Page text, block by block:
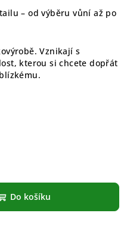
– od výběru vůní až po
Vznikají s
kterou si chcete dopřát
Do košíku